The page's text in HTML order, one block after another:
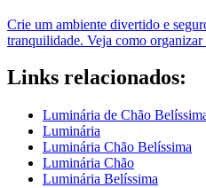
Crie um ambiente divertido e
tranquilidade. Veja como
Links relacionados:
Luminária de Chão
Luminária
Luminária Chão Belíssima
Luminária Chão
Luminária Belíssima